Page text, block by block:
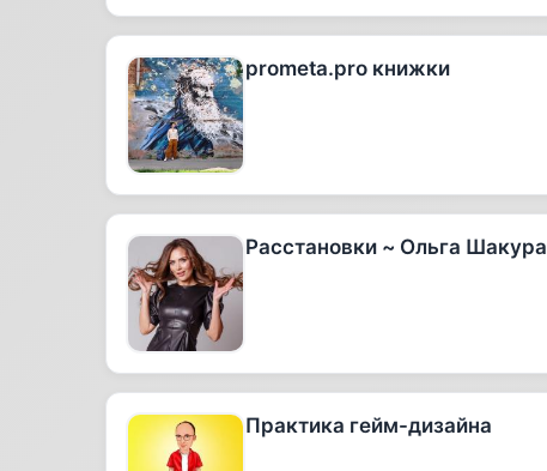
prometa.pro книжки
Расстановки ~ Ольга Шакура
Практика гейм-дизайна